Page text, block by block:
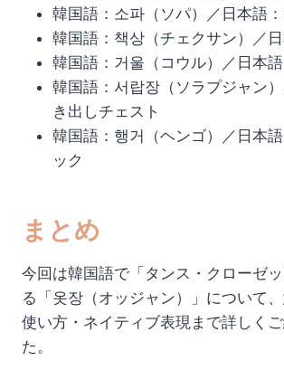
韓国語：소파（ソパ）／日本語
韓国語：책상（チェクサン）／
韓国語：거울（コウル）／日本
韓国語：서랍장（ソラプジャン）
き出しチェスト
韓国語：행거（ヘンゴ）／日本
ック
まとめ
今回は韓国語で「タンス・クローゼ
る「옷장（オッジャン）」について、
使い方・ネイティブ表現まで詳しく
た。